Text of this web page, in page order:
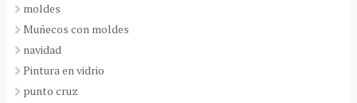
moldes
Muñecos con moldes
navidad
Pintura en vidrio
punto cruz